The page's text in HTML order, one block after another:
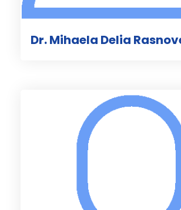
Dr. Mihaela Delia